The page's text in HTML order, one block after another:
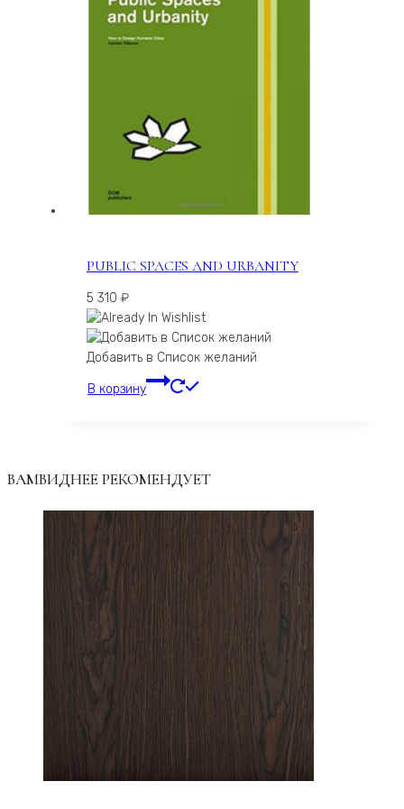
PUBLIC SPACES AND URBANITY
5 310 ₽
Добавить в Список желаний
В корзину
ВАМВИДНЕЕ РЕКОМЕНДУЕТ